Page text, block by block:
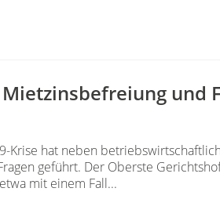
Mietzinsbefreiung und
Krise hat neben
geführt. Der Oberste
mit einem Fall...